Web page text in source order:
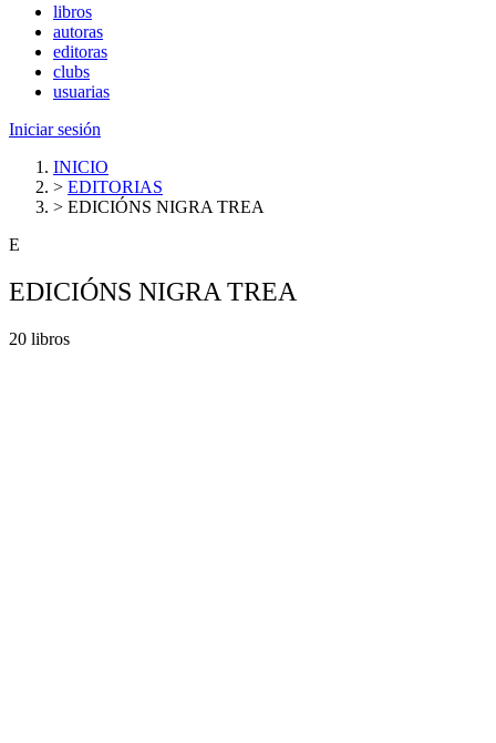
libros
autoras
editoras
clubs
usuarias
Iniciar sesión
INICIO
> EDITORIAS
> EDICIÓNS NIGRA TREA
E
EDICIÓNS NIGRA TREA
20 libros